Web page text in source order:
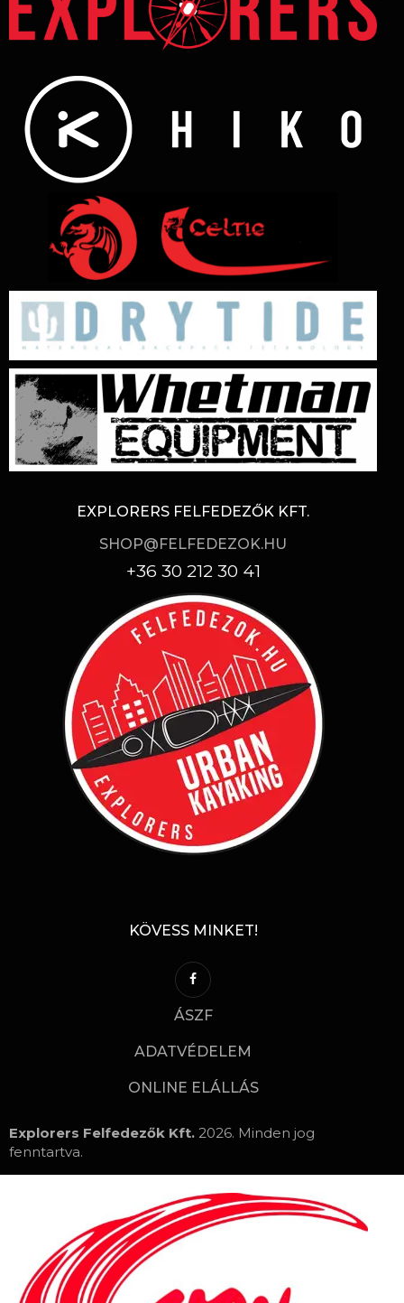
EXPLORERS FELFEDEZŐK KFT.
SHOP@FELFEDEZOK.HU
+36 30 212 30 41
KÖVESS MINKET!
ÁSZF
ADATVÉDELEM
ONLINE ELÁLLÁS
Explorers Felfedezők Kft. 2026. Minden jog
fenntartva.